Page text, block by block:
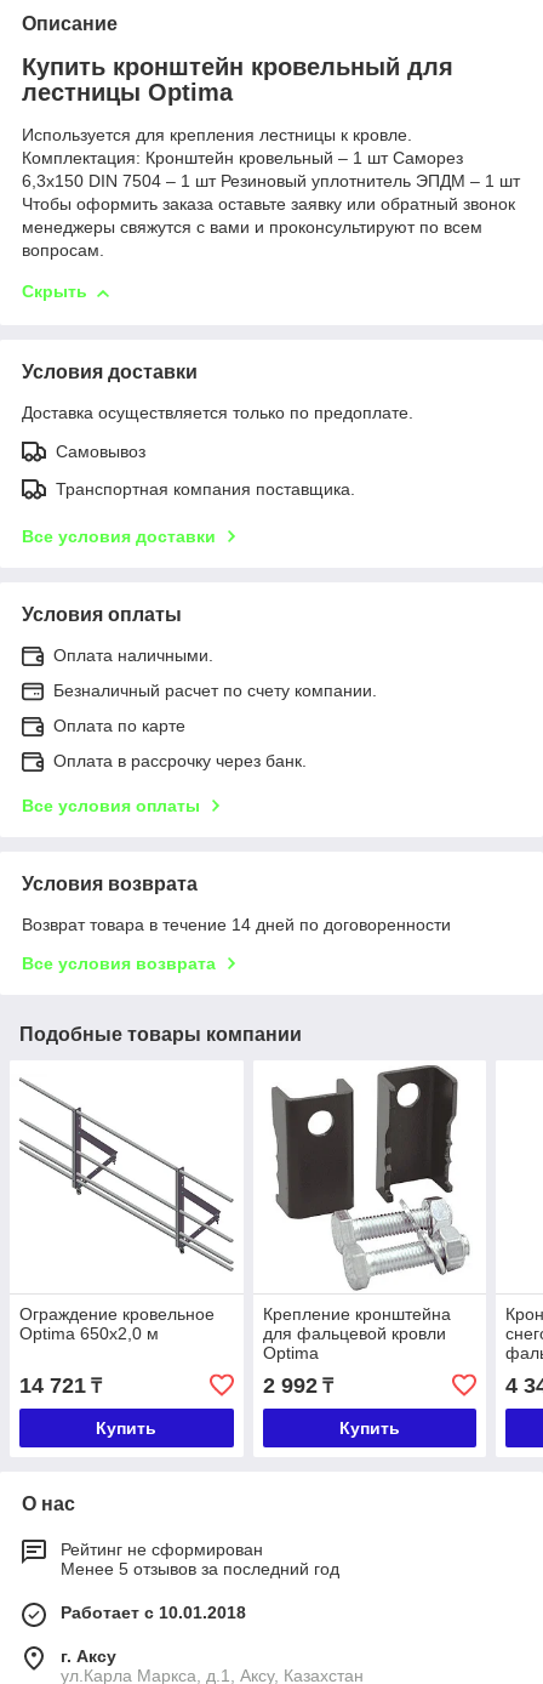
Описание
Купить кронштейн кровельный для
лестницы Optima
Используется для крепления лестницы к кровле.
Комплектация: Кронштейн кровельный – 1 шт Саморез
6,3х150 DIN 7504 – 1 шт Резиновый уплотнитель ЭПДМ – 1 шт
Чтобы оформить заказа оставьте заявку или обратный звонок
менеджеры свяжутся с вами и проконсультируют по всем
вопросам.
Скрыть
Условия доставки
Доставка осуществляется только по предоплате.
Самовывоз
Транспортная компания поставщика.
Все условия доставки
Условия оплаты
Оплата наличными.
Безналичный расчет по счету компании.
Оплата по карте
Оплата в рассрочку через банк.
Все условия оплаты
Условия возврата
Возврат товара в течение 14 дней по договоренности
Все условия возврата
Подобные товары компании
Ограждение кровельное
Optima 650х2,0 м
14 721 ₸
Купить
Крепление кронштейна
для фальцевой кровли
Optima
2 992₸
Купить
4
О нас
Рейтинг не сформирован
Менее 5 отзывов за последний год
Работает с 10.01.2018
г. Аксу
ул.Карла Маркса, д.1, Аксу, Казахстан